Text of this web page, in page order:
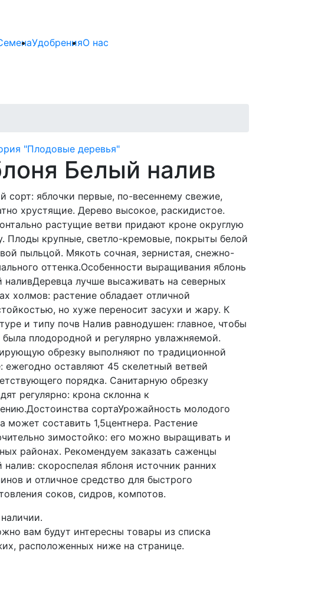
УдобренияО нас
"Плодовые деревья"
Белый налив
сорт: яблочки первые, по-весеннему свежие,
хрустящие. Дерево высокое, раскидистое.
растущие ветви придают кроне округлую
Плоды крупные, светло-кремовые, покрыты белой
пыльцой. Мякоть сочная, зернистая, снежно-
оттенка.Особенности выращивания яблонь
наливДеревца лучше высаживать на северных
холмов: растение обладает отличной
но хуже переносит засухи и жару. К
и типу почв Налив равнодушен: главное, чтобы
была плодородной и регулярно увлажняемой.
обрезку выполняют по традиционной
ежегодно оставляют 45 скелетный ветвей
порядка. Санитарную обрезку
регулярно: крона склонна к
сортаУрожайность молодого
может составить 1,5центнера. Растение
зимостойко: его можно выращивать и
районах. Рекомендуем заказать саженцы
налив: скороспелая яблоня источник ранних
и отличное средство для быстрого
соков, сидров, компотов.
вам будут интересны товары из списка
расположенных ниже на странице.